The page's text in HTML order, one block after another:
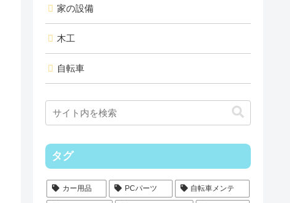
家の設備
木工
自転車
タグ
カー用品 PCパーツ 自転車メンテ